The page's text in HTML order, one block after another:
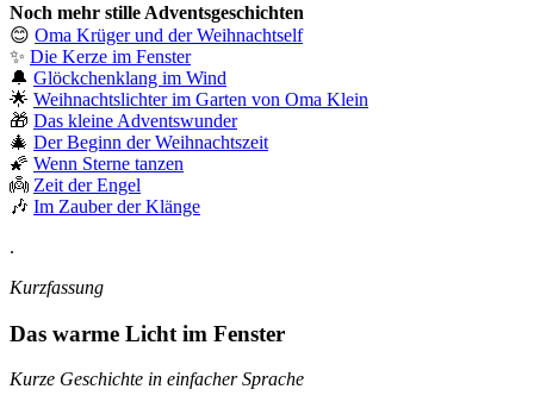
Noch mehr stille Adventsgeschichten
😊 Oma Krüger und der Weihnachtself
✨ Die Kerze im Fenster
🔔 Glöckchenklang im Wind
🌟 Weihnachtslichter im Garten von Oma Klein
🎁 Das kleine Adventswunder
🎄 Der Beginn der Weihnachtszeit
🌠 Wenn Sterne tanzen
👼 Zeit der Engel
🎶 Im Zauber der Klänge
.
Kurzfassung
Das warme Licht im Fenster
Kurze Geschichte in einfacher Sprache